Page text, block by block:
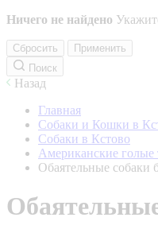
Ничего не найдено
Сбросить
Применить
Поиск
Назад
Главная
Собаки и Кошки в
Собаки в Кстово
Американские голые
Обаятельные собаки